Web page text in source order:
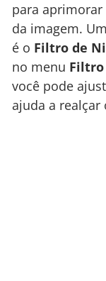
para aprimorar
da imagem.
é o Filtro de
no menu Filtro
você pode
ajuda a realçar